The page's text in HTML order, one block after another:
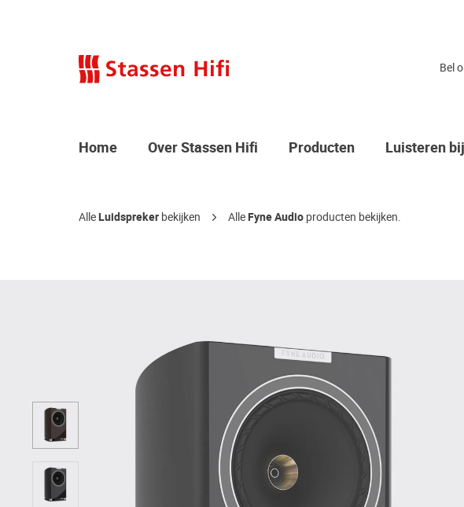
Bel
Home Over Stassen Hifi Producten Luisteren
AlleLuidspreker bekijken AlleFyne Audio producten bekijken.